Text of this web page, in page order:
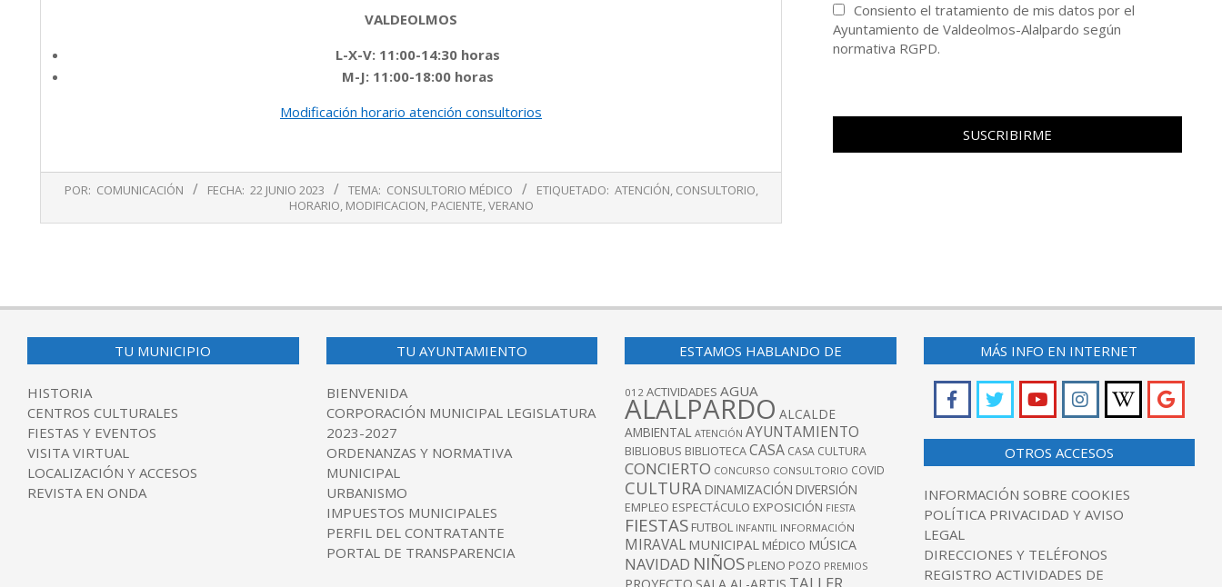
VALDEOLMOS
L-X-V: 11:00-14:30 horas
M-J: 11:00-18:00 horas
Modificación horario atención consultorios
22
POR: COMUNICACIÓN FECHA: 22 JUNIO 2023 TEMA: CONSULTORIO MÉDICO ETIQUETADO: ATENCIÓN, CONSULTORIO,
HORARIO, MODIFICACION, PACIENTE,VERANO
Consiento el tratamiento de mis datos por el
Ayuntamiento de Valdeolmos-Alalpardo según
normativa RGPD.
TU MUNICIPIO
HISTORIA
CENTROS CULTURALES
FIESTAS Y EVENTOS
VISITA VIRTUAL
LOCALIZACIÓN Y ACCESOS
REVISTA EN ONDA
TU AYUNTAMIENTO
BIENVENIDA
CORPORACIÓN MUNICIPAL LEGISLATURA
2023-2027
ORDENANZAS Y NORMATIVA
MUNICIPAL
URBANISMO
IMPUESTOS MUNICIPALES
PERFIL DEL CONTRATANTE
PORTAL DE TRANSPARENCIA
ESTAMOS HABLANDO DE
012 ACTIVIDADES AGUA
ALALPARDO ALCALDE
AMBIENTAL ATENCIÓN AYUNTAMIENTO
BIBLIOBUS BIBLIOTECACASA CASA CULTURA
CONCIERTO CONCURSO CONSULTORIO COVID
CULTURA DINAMIZACIÓN DIVERSIÓN
EMPLEO ESPECTÁCULO EXPOSICIÓN FIESTA
FIESTAS FUTBOL INFANTIL INFORMACIÓN
MIRAVAL MUNICIPAL MÉDICO MÚSICA
NAVIDAD NIÑOS PLENO POZO PREMIOS
MÁS INFO EN INTERNET
OTROS ACCESOS
INFORMACIÓN SOBRE COOKIES
POLÍTICA PRIVACIDAD Y AVISO
LEGAL
DIRECCIONES Y TELÉFONOS
REGISTRO ACTIVIDADES DE